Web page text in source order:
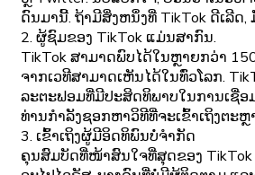
ດົນມານີ້. ຖ້າມີສິ່ງຫນຶ່ງທີ່ TikTok ດີເລີດ,
2. ຜູ້ຊົມຂອງ TikTok ແມ່ນສາກົນ.
TikTok ສາມາດພົບໄດ້ໃນຫຼາຍກວ່າ
ຈາກເວທີສາມາດເຫັນໄດ້ໃນທົ່ວໂລກ.
ລະຕະຟອມທີ່ມີປະສິດທິພາບໃນການເຊື່
ທ່ານກໍາລັງຊອກຫາວິທີທີ່ຈະເຂົ້າເຖິງຕະ
3. ເຂົ້າເຖິງຜູ້ມີອິດທິພົນບໍ່ຈໍາກັດ
ຄຸນສົມບັດທີ່ໜ້າສົນໃຈທີ່ສຸດຂອງ